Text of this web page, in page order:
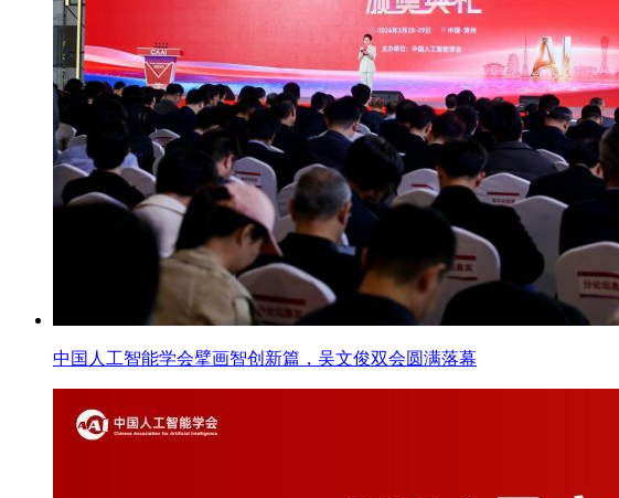
中国人工智能学会擘画智创新篇，吴文俊双会圆满落幕